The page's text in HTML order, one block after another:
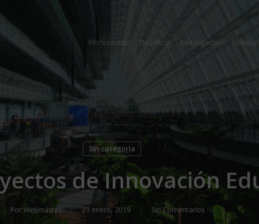
Profesorado Docencia Investigación
Sin categoría
de Innovación
Por Webmaster 23 enero, 2019 Sin Comentarios